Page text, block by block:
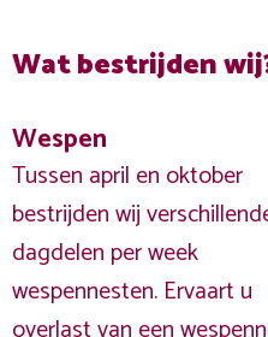
Wat bestrijden
Wespen
Tussen april en oktober
bestrijden wij
dagdelen per week
wespennesten. Ervaart u